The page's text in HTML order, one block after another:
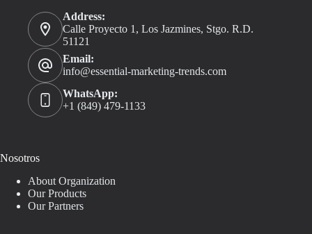
Address:
Calle Proyecto 1, Los Jazmines, Stgo. R.D.
51121
Email:
info@essential-marketing-trends.com
WhatsApp:
+1 (849) 479-1133
Nosotros
About Organization
Our Products
Our Partners